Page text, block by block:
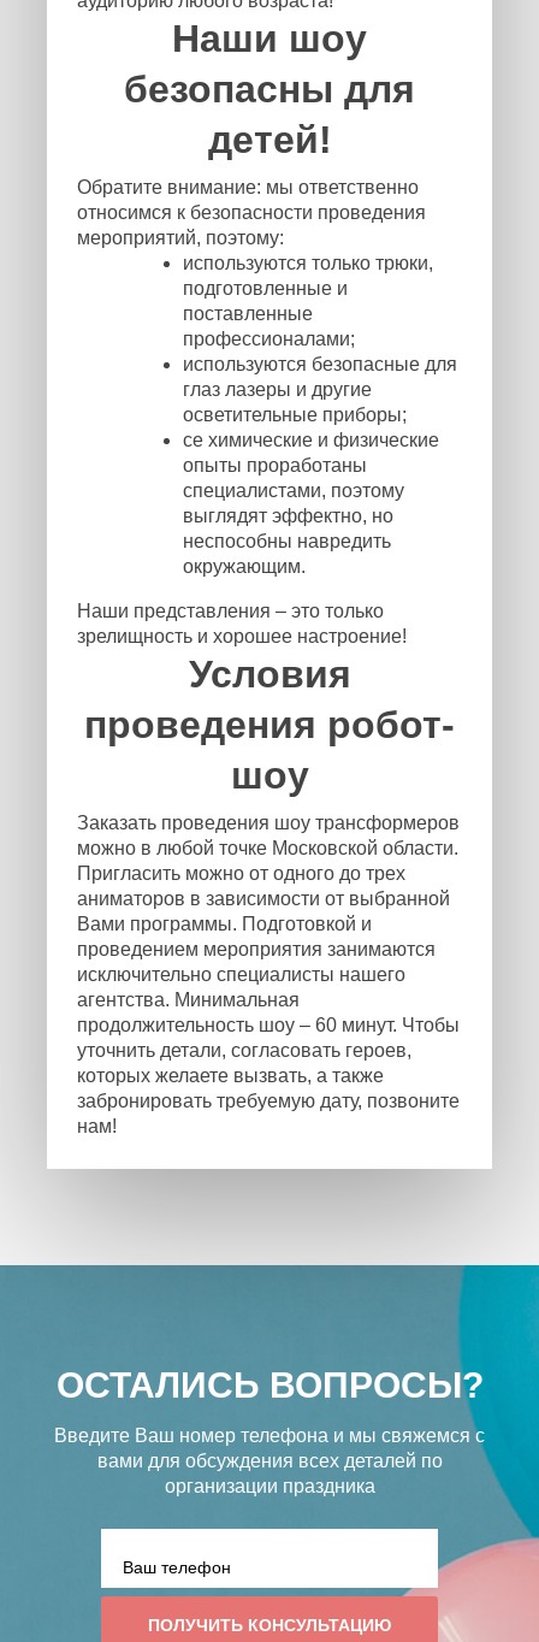
Наши шоу
безопасны для
детей!
Обратите внимание: мы ответственно
относимся к безопасности проведения
мероприятий, поэтому:
используются только трюки,
подготовленные и
поставленные
профессионалами;
используются безопасные для
глаз лазеры и другие
осветительные приборы;
се химические и физические
опыты проработаны
специалистами, поэтому
выглядят эффектно, но
неспособны навредить
окружающим.
Наши представления – это только
зрелищность и хорошее настроение!
Условия
проведения робот-
шоу
Заказать проведения шоу трансформеров
можно в любой точке Московской области.
Пригласить можно от одного до трех
аниматоров в зависимости от выбранной
Вами программы. Подготовкой и
проведением мероприятия занимаются
исключительно специалисты нашего
агентства. Минимальная
продолжительность шоу – 60 минут. Чтобы
уточнить детали, согласовать героев,
которых желаете вызвать, а также
забронировать требуемую дату, позвоните
нам!
ОСТАЛИСЬ ВОПРОСЫ?
Введите Ваш номер телефона и мы свяжемся с
вами для обсуждения всех деталей по
организации праздника